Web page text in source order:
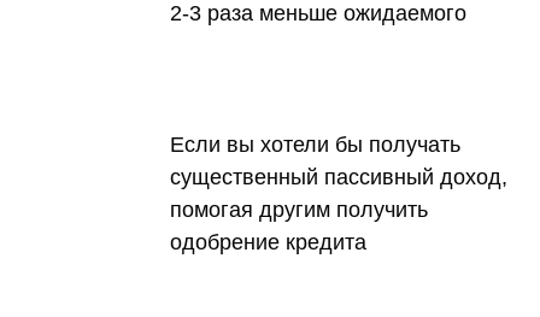
2-3 раза меньше ожидаемого
Если вы хотели бы получать
существенный пассивный доход,
помогая другим получить
одобрение кредита